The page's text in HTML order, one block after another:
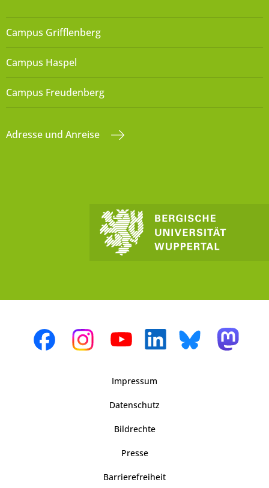
Campus Grifflenberg
Campus Haspel
Campus Freudenberg
Adresse und Anreise
Impressum
Datenschutz
Bildrechte
Presse
Barrierefreiheit